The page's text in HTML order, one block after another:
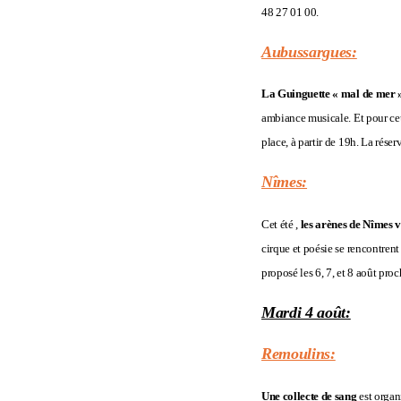
48 27 01 00.
Aubussargues:
La Guinguette « mal de mer
ambiance musicale. Et pour
place, à partir de 19h. La
Nîmes:
Cet été , les arènes de
cirque et poésie se
proposé les 6, 7, et 8 août
Mardi 4 août:
Remoulins:
Une collecte de sang est